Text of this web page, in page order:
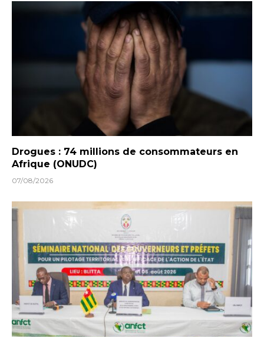
Drogues : 74 millions de consommateurs en
Afrique (ONUDC)
07/08/2026